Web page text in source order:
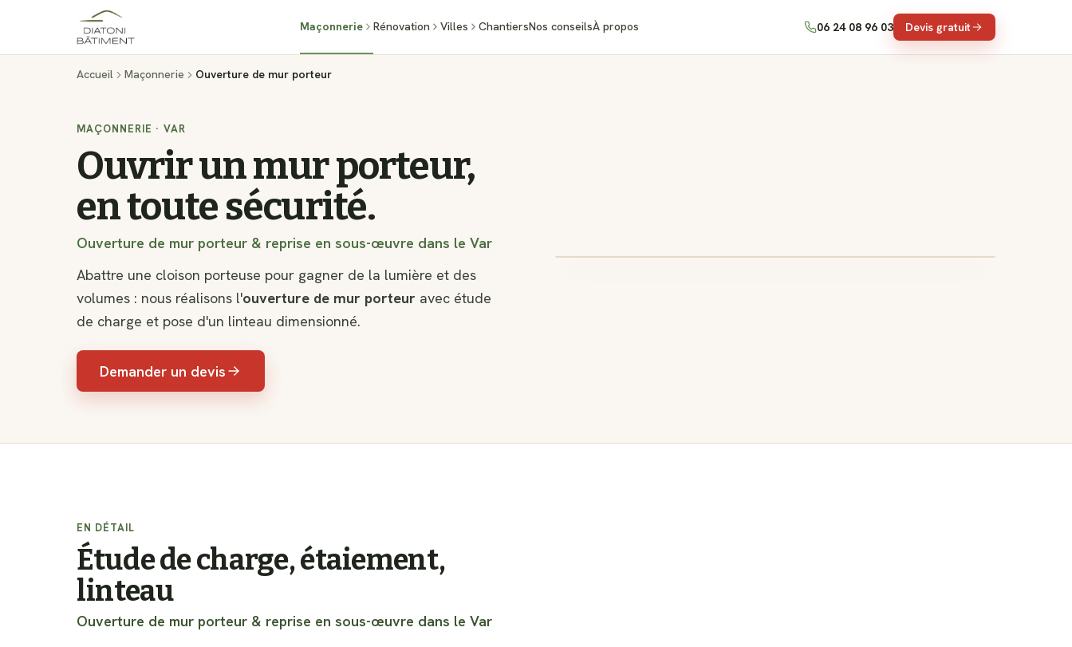
Maçonnerie Rénovation Villes ChantiersNos conseilsÀ propos 06 24 08 96 03 Devis gratuit
Accueil Maçonnerie Ouverture de mur porteur
MAÇONNERIE · VAR
Ouvrir un mur porteur,
en toute sécurité.
Ouverture de mur porteur & reprise en sous-œuvre dans le Var
Abattre une cloison porteuse pour gagner de la lumière et des
volumes : nous réalisons l'ouverture de mur porteur avec étude
de charge et pose d'un linteau dimensionné.
Demander un devis
EN DÉTAIL
Étude de charge, étaiement,
linteau
Ouverture de mur porteur & reprise en sous-œuvre dans le Var